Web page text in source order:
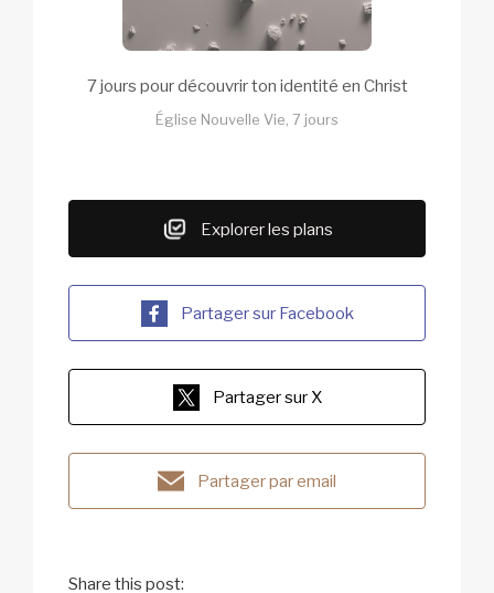
7 jours pour découvrir ton identité en Christ
Église Nouvelle Vie, 7 jours
Explorer les plans
Partager sur Facebook
Partager sur X
Partager par email
Share this post: